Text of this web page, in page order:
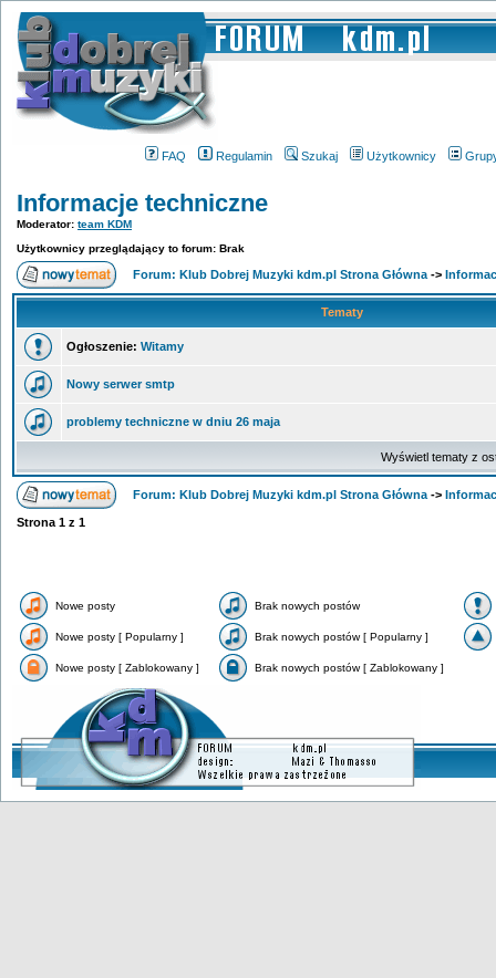
FAQ Regulamin Szukaj Użytkownicy
Informacje techniczne
Moderator: team KDM
Użytkownicy przeglądający to forum: Brak
Forum: Klub Dobrej Muzyki kdm.pl Strona Główna ->
Tematy
Ogłoszenie: Witamy
Nowy serwer smtp
problemy techniczne w dniu 26 maja
Wyświetl tematy z
Forum: Klub Dobrej Muzyki kdm.pl Strona Główna ->
Strona 1 z 1
Nowe posty Brak nowych postów
Nowe posty [ Popularny ] Brak nowych postów [ Popularny ]
Nowe posty [ Zablokowany ] Brak nowych postów [ Zablokowany ]